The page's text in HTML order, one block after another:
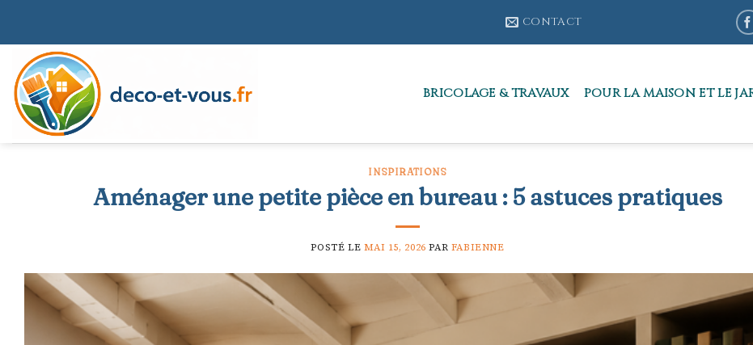
content
CONTACT
BRICOLAGE & TRAVAUX POUR LA MAISON ET LE
INSPIRATIONS
Aménager une petite pièce en bureau : 5 astuces pratiques
POSTÉ LE MAI 15, 2026 PAR FABIENNE